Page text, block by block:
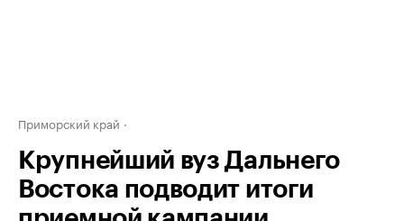
Приморский край
Крупнейший вуз Дальнего
Востока подводит итоги